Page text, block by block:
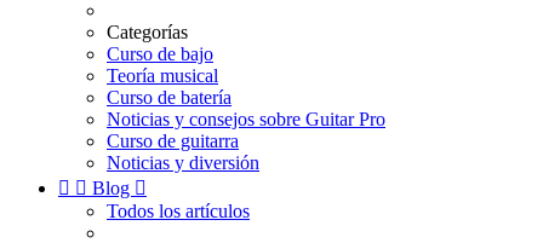
Categorías
Curso de bajo
Teoría musical
Curso de batería
Noticias y consejos sobre Guitar Pro
Curso de guitarra
Noticias y diversión
  Blog 
Todos los artículos